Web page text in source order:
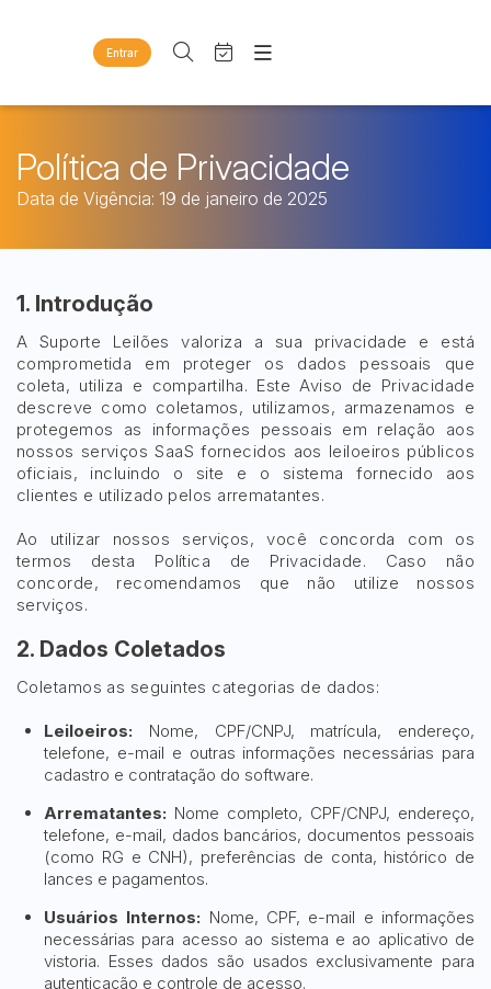
Entrar
Criar conta Entrar
Site
Agenda
Quem Somos
Contato
Busca por categoria
Diversos
Bens diversos
Imóveis
Apartamentos
Casas
Ponto Comercial
Rural
Terreno
Vaga de Garagem
Máquinas
Máquinas Agrícolas
Máquinas Pesadas
Materiais/Equipamentos
Veículos
Aquáticos
Carros
Motos
Outros
Reboque
Categoria Subcategoria
Bairro Comitente
Judiciais Extrajudiciais
Faixa de valor
R$ R$
Pesquisar
Home
Quem Somos
Política de Privacidade
Data de Vigência: 19 de janeiro de 2025
1. Introdução
A Suporte Leilões valoriza a sua privacidade e está
comprometida em proteger os dados pessoais que
coleta, utiliza e compartilha. Este Aviso de Privacidade
descreve como coletamos, utilizamos, armazenamos e
protegemos as informações pessoais em relação aos
nossos serviços SaaS fornecidos aos leiloeiros públicos
oficiais, incluindo o site e o sistema fornecido aos
clientes e utilizado pelos arrematantes.
Ao utilizar nossos serviços, você concorda com os
termos desta Política de Privacidade. Caso não
concorde, recomendamos que não utilize nossos
serviços.
2. Dados Coletados
Coletamos as seguintes categorias de dados:
Leiloeiros: Nome, CPF/CNPJ, matrícula, endereço,
telefone, e-mail e outras informações necessárias para
cadastro e contratação do software.
Arrematantes: Nome completo, CPF/CNPJ, endereço,
telefone, e-mail, dados bancários, documentos pessoais
(como RG e CNH), preferências de conta, histórico de
lances e pagamentos.
Usuários Internos: Nome, CPF, e-mail e informações
necessárias para acesso ao sistema e ao aplicativo de
vistoria. Esses dados são usados exclusivamente para
autenticação e controle de acesso.